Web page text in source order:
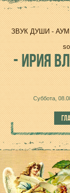
ЗВУК ДУШИ -
-ИРИЯ
Суббота,